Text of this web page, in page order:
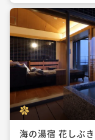
海の湯宿 花しぶき